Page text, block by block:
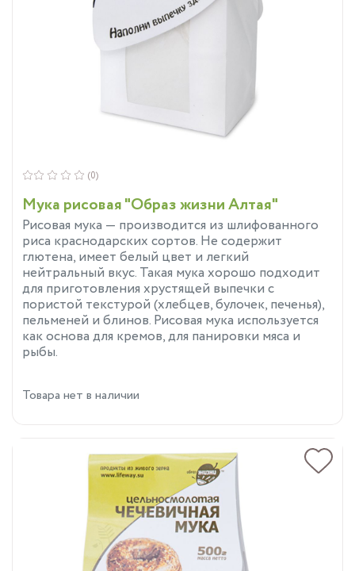
Мука рисовая "Образ жизни Алтая"
Рисовая мука — производится из шлифованного
риса краснодарских сортов. Не содержит
глютена, имеет белый цвет и легкий
нейтральный вкус. Такая мука хорошо подходит
для приготовления хрустящей выпечки с
пористой текстурой (хлебцев, булочек, печенья),
пельменей и блинов. Рисовая мука используется
как основа для кремов, для панировки мяса и
рыбы.
(0)
Товара нет в наличии